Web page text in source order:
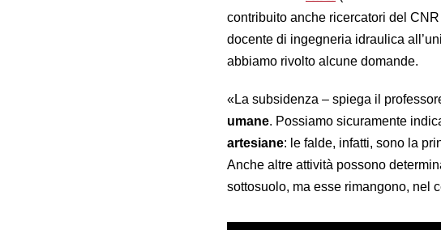
contribuito anche ricercatori del
docente di ingegneria idraulica
abbiamo rivolto alcune domande.
«La subsidenza – spiega il
umane. Possiamo sicuramente
artesiane: le falde, infatti, sono la
Anche altre attività possono
sottosuolo, ma esse rimangono, nel